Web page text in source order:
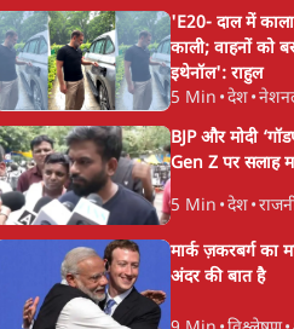
'E20- दाल में काला
काली; वाहनों को
इथेनॉल': राहुल
5 Min •देश•
BJP और मोदी
Gen Z पर सलाह
5 Min •देश•
मार्क ज़करबर्ग का
अंदर की बात है